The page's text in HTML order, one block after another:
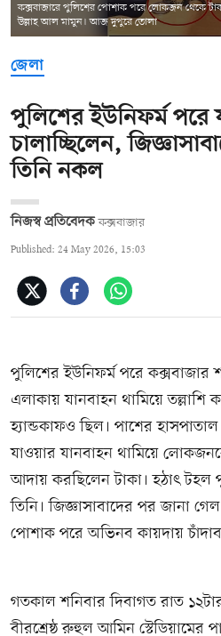
কক্সবাজারে পুলিশের পোশাক পরে লোকজন থেকে
উল্লাহ আল মামুন। আজ দুপুরে তোলা
জেলা
পুলিশের ইউনিফর্ম পরে
চালাচ্ছিলেন,
তিনি নকল
নিজস্ব প্রতিবেদক কক্সবাজার
Published: 24 May 2026, 15:03
পুলিশের ইউনিফর্ম পরে কক্সবাজার
এলাকায় যানবাহন থামিয়ে তল্লাশি
হ্যান্ডকাফও ছিল। পাশের
যাওয়ার যানবাহন থামিয়ে
আদায় করছিলেন টাকা। হঠাৎ টহল
তিনি। জিজ্ঞাসাবাদের পর জানা
পোশাক পরে অভিনব কায়দায়
গতকাল শনিবার দিবাগত রাত
বীরশ্রেষ্ঠ রুহুল আমিন স্টেডিয়ামের